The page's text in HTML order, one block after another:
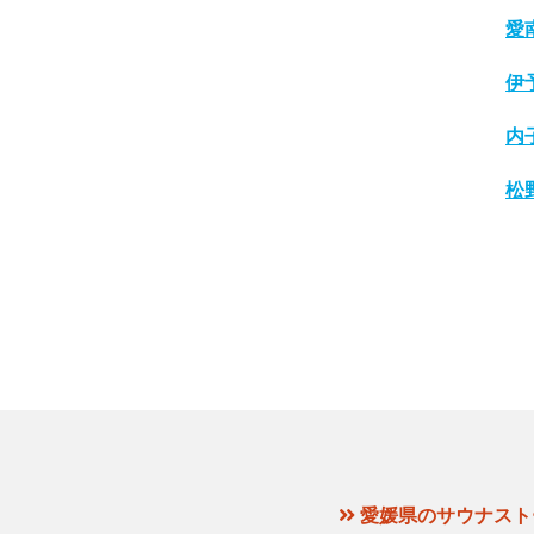
愛
伊
内
松
愛媛県のサウナス